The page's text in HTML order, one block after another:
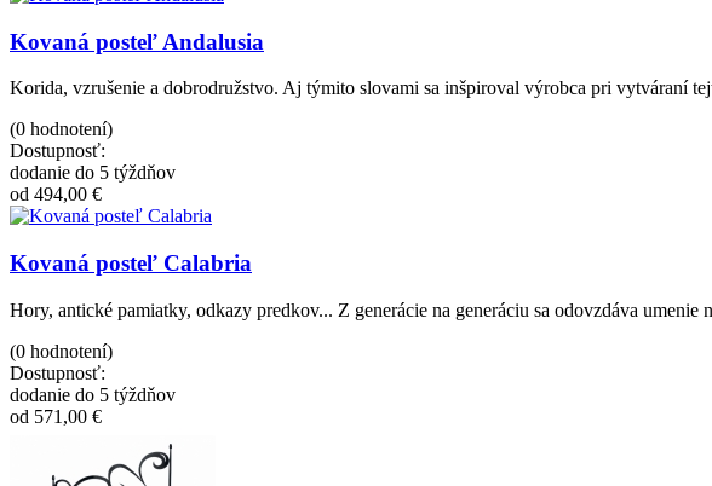
Kovaná posteľ Andalusia
Korida, vzrušenie a dobrodružstvo. Aj týmito slovami sa inšpiroval výrobca pri vytváraní
(0 hodnotení)
Dostupnosť:
dodanie do 5 týždňov
od 494,00 €
Kovaná posteľ Calabria
Hory, antické pamiatky, odkazy predkov... Z generácie na generáciu sa odovzdáva umenie
(0 hodnotení)
Dostupnosť:
dodanie do 5 týždňov
od 571,00 €